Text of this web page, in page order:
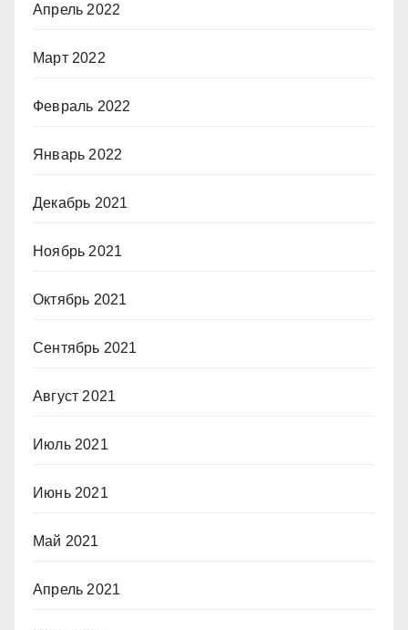
Апрель 2022
Март 2022
Февраль 2022
Январь 2022
Декабрь 2021
Ноябрь 2021
Октябрь 2021
Сентябрь 2021
Август 2021
Июль 2021
Июнь 2021
Май 2021
Апрель 2021